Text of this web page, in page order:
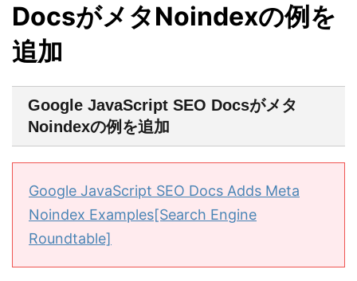
DocsがメタNoindexの例を
追加
Google JavaScript SEO Docsがメタ
Noindexの例を追加
Google JavaScript SEO Docs Adds Meta
Noindex Examples[Search Engine
Roundtable]